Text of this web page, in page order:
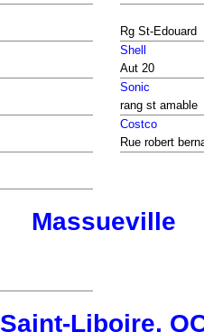
Rg St-Edouard
Shell
Aut 20
Sonic
rang st amable
Costco
Rue robert
Massueville
Saint-Liboire,